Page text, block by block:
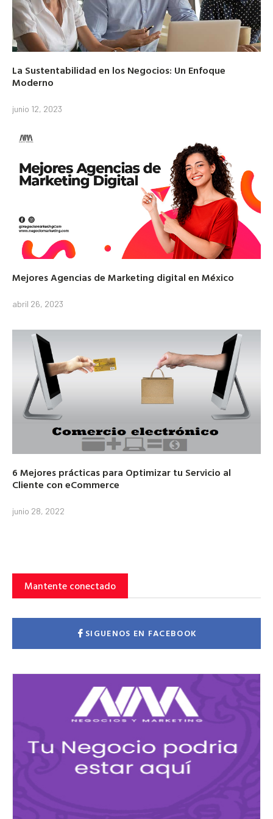
La Sustentabilidad en los Negocios: Un Enfoque
Moderno
junio 12, 2023
Mejores Agencias de Marketing digital en México
abril 26, 2023
6 Mejores prácticas para Optimizar tu Servicio al
Cliente con eCommerce
junio 28, 2022
Mantente conectado
SIGUENOS EN FACEBOOK